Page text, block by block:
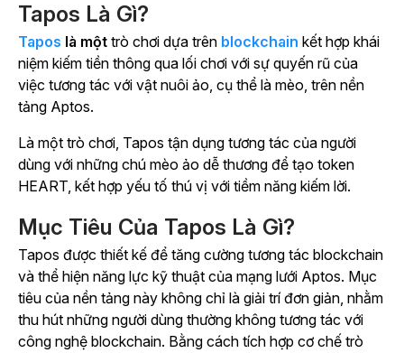
Tapos Là Gì?
Tapos là một trò chơi dựa trên blockchain kết hợp khái
niệm kiếm tiền thông qua lối chơi với sự quyến rũ của
việc tương tác với vật nuôi ảo, cụ thể là mèo, trên nền
tảng Aptos.
Là một trò chơi, Tapos tận dụng tương tác của người
dùng với những chú mèo ảo dễ thương để tạo token
HEART, kết hợp yếu tố thú vị với tiềm năng kiếm lời.
Mục Tiêu Của Tapos Là Gì?
Tapos được thiết kế để tăng cường tương tác blockchain
và thể hiện năng lực kỹ thuật của mạng lưới Aptos. Mục
tiêu của nền tảng này không chỉ là giải trí đơn giản, nhằm
thu hút những người dùng thường không tương tác với
công nghệ blockchain. Bằng cách tích hợp cơ chế trò